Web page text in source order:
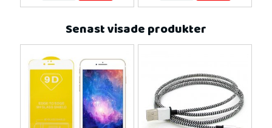
Senast visade produkter